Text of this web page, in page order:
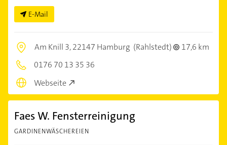
E-Mail
Am Knill 3,22147 Hamburg (Rahlstedt)
17,6 km
0176 70 13 35 36
Webseite
Faes W. Fensterreinigung
GARDINENWÄSCHEREIEN